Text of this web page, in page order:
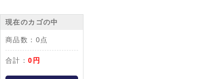
現在のカゴの中
商品数： 0点
合計：0円